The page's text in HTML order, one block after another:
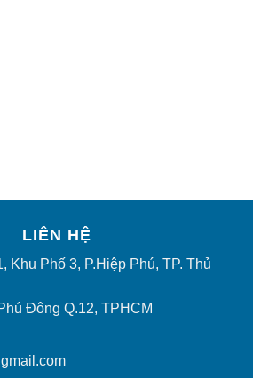
LIÊN HỆ
Khu Phố 3, P.Hiệp Phú, TP. Thủ
Đông Q.12, TPHCM